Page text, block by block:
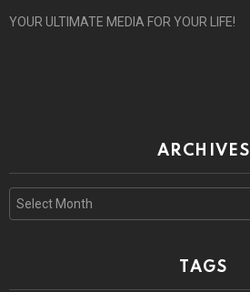
YOUR ULTIMATE MEDIA FOR YOUR LIFE!
ARCHIVES
Archives
TAGS